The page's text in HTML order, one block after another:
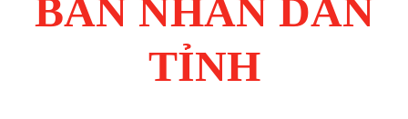
BAN NHÂN DÂN
TỈNH